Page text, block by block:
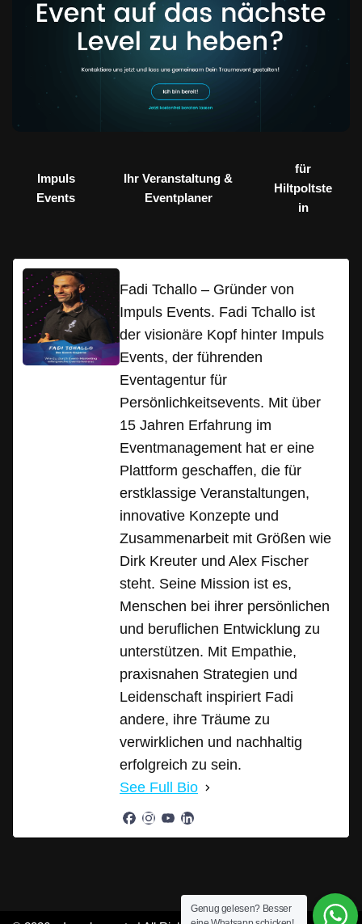
Impuls
Events
Ihr Veranstaltung &
Eventplaner
für
Hiltpoltste
in
Fadi Tchallo – Gründer von
Impuls Events. Fadi Tchallo ist
der visionäre Kopf hinter Impuls
Events, der führenden
Eventagentur für
Persönlichkeitsevents. Mit über
15 Jahren Erfahrung im
Eventmanagement hat er eine
Plattform geschaffen, die für
erstklassige Veranstaltungen,
innovative Konzepte und
Zusammenarbeit mit Größen wie
Dirk Kreuter und Alex Fischer
steht. Seine Mission ist es,
Menschen bei ihrer persönlichen
und beruflichen Entwicklung zu
unterstützen. Mit Empathie,
praxisnahen Strategien und
Leidenschaft inspiriert Fadi
andere, ihre Träume zu
verwirklichen und nachhaltig
erfolgreich zu sein.
See Full Bio
Genug gelesen? Besser